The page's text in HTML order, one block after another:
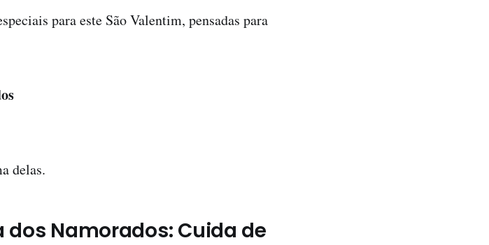
para este São Valentim, pensadas para
delas.
dos Namorados: Cuida de